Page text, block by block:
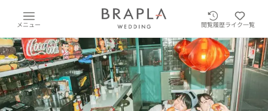
メニュー 閲覧履歴ライク一覧